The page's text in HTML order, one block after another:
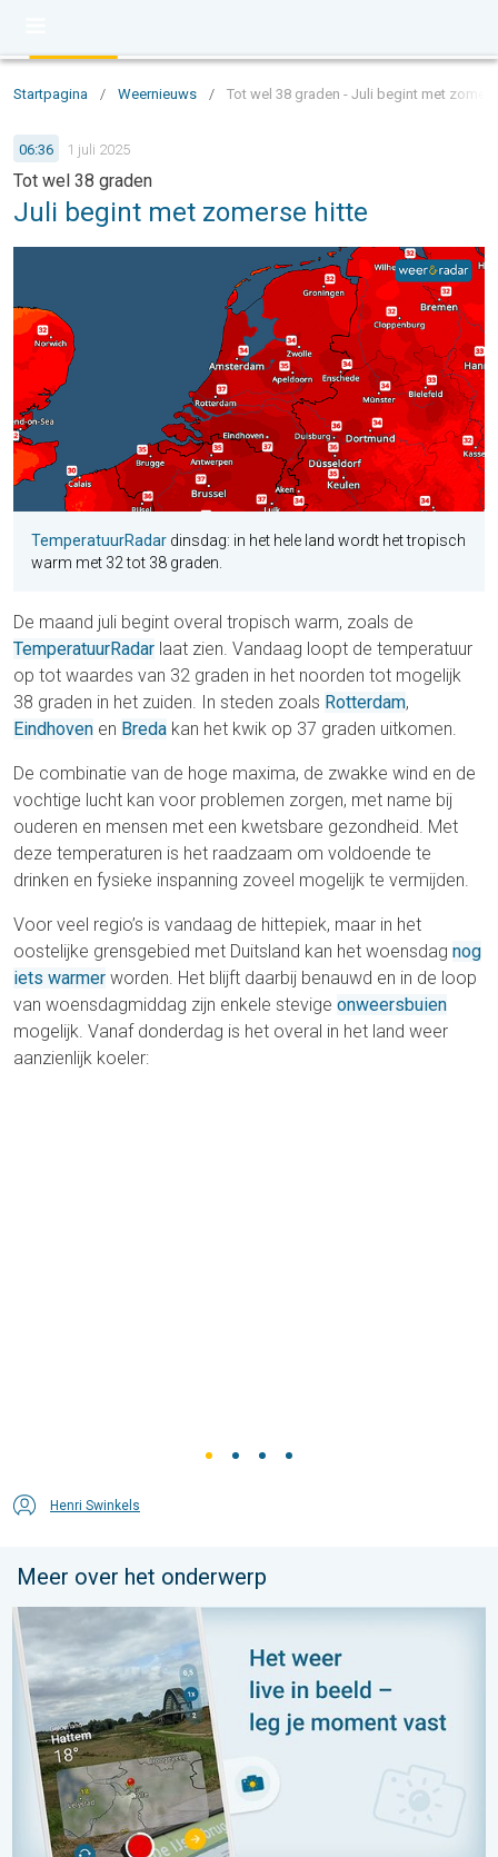
Startpagina / Weernieuws / Tot wel 38 graden - Juli begint met
06:36 1 juli 2025
Tot wel 38 graden
Juli begint met zomerse hitte
TemperatuurRadar dinsdag: in het hele land wordt het tropisch
warm met 32 tot 38 graden.
De maand juli begint overal tropisch warm, zoals de
TemperatuurRadar laat zien. Vandaag loopt de temperatuur
op tot waardes van 32 graden in het noorden tot mogelijk
38 graden in het zuiden. In steden zoals Rotterdam,
Eindhoven en Breda kan het kwik op 37 graden uitkomen.
De combinatie van de hoge maxima, de zwakke wind en de
vochtige lucht kan voor problemen zorgen, met name bij
ouderen en mensen met een kwetsbare gezondheid. Met
deze temperaturen is het raadzaam om voldoende te
drinken en fysieke inspanning zoveel mogelijk te vermijden.
Voor veel regio’s is vandaag de hittepiek, maar in het
oostelijke grensgebied met Duitsland kan het woensdag nog
iets warmer worden. Het blijft daarbij benauwd en in de loop
van woensdagmiddag zijn enkele stevige onweersbuien
mogelijk. Vanaf donderdag is het overal in het land weer
aanzienlijk koeler:
Henri Swinkels
Meer over het onderwerp
Impressies maken, momenten delen. Deel wat je ziet!. . .